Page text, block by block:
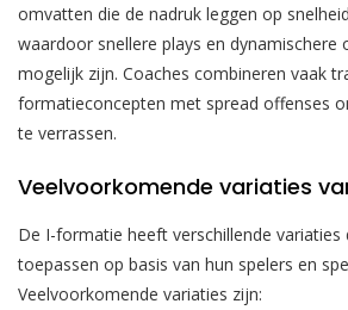
omvatten die de nadruk leggen op
waardoor snellere plays en dynamischere
mogelijk zijn. Coaches combineren vaak
formatieconcepten met spread offenses
te verrassen.
Veelvoorkomende variaties
De I-formatie heeft verschillende variaties
toepassen op basis van hun spelers en
Veelvoorkomende variaties zijn: